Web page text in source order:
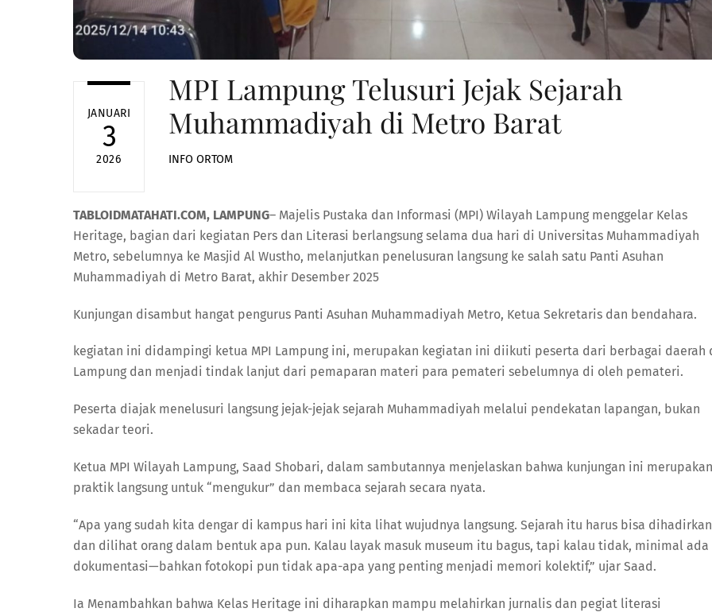
JANUARI
3
2026
MPI Lampung Telusuri Jejak Sejarah
Muhammadiyah di Metro Barat
INFO ORTOM
TABLOIDMATAHATI.COM, LAMPUNG– Majelis Pustaka dan Informasi (MPI) Wilayah Lampung menggelar Kelas
Heritage, bagian dari kegiatan Pers dan Literasi berlangsung selama dua hari di Universitas Muhammadiyah
Metro, sebelumnya ke Masjid Al Wustho, melanjutkan penelusuran langsung ke salah satu Panti Asuhan
Muhammadiyah di Metro Barat, akhir Desember 2025
Kunjungan disambut hangat pengurus Panti Asuhan Muhammadiyah Metro, Ketua Sekretaris dan bendahara.
kegiatan ini didampingi ketua MPI Lampung ini, merupakan kegiatan ini diikuti peserta dari berbagai daerah
Lampung dan menjadi tindak lanjut dari pemaparan materi para pemateri sebelumnya di oleh pemateri.
Peserta diajak menelusuri langsung jejak-jejak sejarah Muhammadiyah melalui pendekatan lapangan, bukan
sekadar teori.
Ketua MPI Wilayah Lampung, Saad Shobari, dalam sambutannya menjelaskan bahwa kunjungan ini merupakan
praktik langsung untuk “mengukur” dan membaca sejarah secara nyata.
“Apa yang sudah kita dengar di kampus hari ini kita lihat wujudnya langsung. Sejarah itu harus bisa dihadirkan
dan dilihat orang dalam bentuk apa pun. Kalau layak masuk museum itu bagus, tapi kalau tidak, minimal ada
dokumentasi—bahkan fotokopi pun tidak apa-apa yang penting menjadi memori kolektif,” ujar Saad.
Ia Menambahkan bahwa Kelas Heritage ini diharapkan mampu melahirkan jurnalis dan pegiat literasi